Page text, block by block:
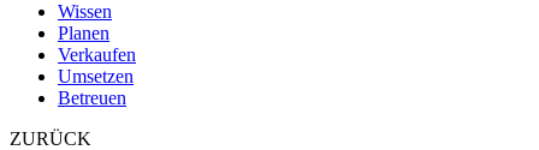
Wissen
Planen
Verkaufen
Umsetzen
Betreuen
ZURÜCK